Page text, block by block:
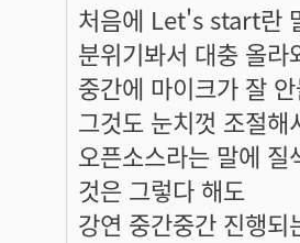
처음에 Let's start란
분위기봐서 대충 올
중간에 마이크가 잘
그것도 눈치껏 조절
오픈소스라는 말에
것은 그렇다 해도
강연 중간중간 진행